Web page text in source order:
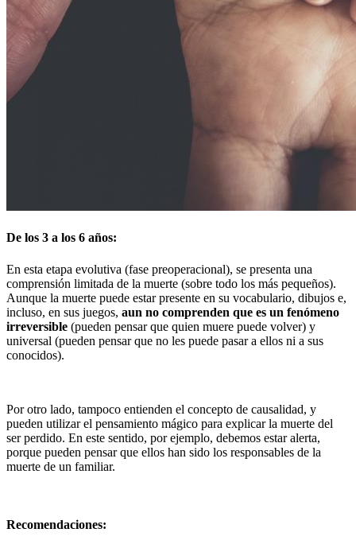
De los 3 a los 6 años:
En esta etapa evolutiva (fase preoperacional), se presenta una
comprensión limitada de la muerte (sobre todo los más pequeños).
Aunque la muerte puede estar presente en su vocabulario, dibujos e,
incluso, en sus juegos, aun no comprenden que es un fenómeno
irreversible (pueden pensar que quien muere puede volver) y
universal (pueden pensar que no les puede pasar a ellos ni a sus
conocidos).
Por otro lado, tampoco entienden el concepto de causalidad, y
pueden utilizar el pensamiento mágico para explicar la muerte del
ser perdido. En este sentido, por ejemplo, debemos estar alerta,
porque pueden pensar que ellos han sido los responsables de la
muerte de un familiar.
Recomendaciones: